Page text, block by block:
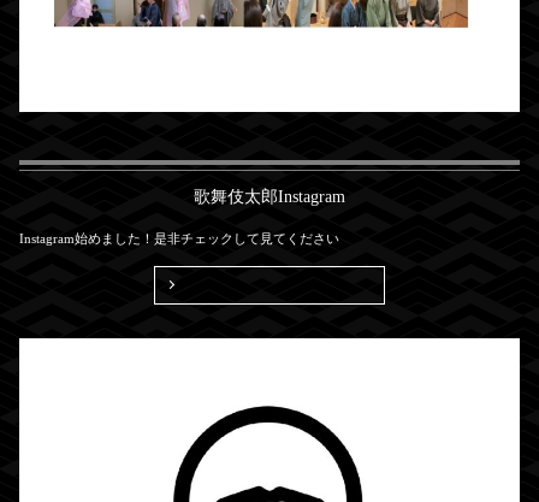
歌舞伎太郎Instagram
Instagram始めました！是非チェックして見てください